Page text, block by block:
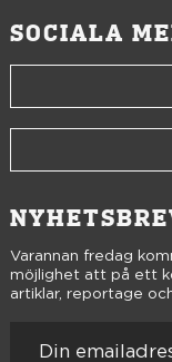
SOCIALA
Varannan fredag
möjlighet att på ett
artiklar, reportage